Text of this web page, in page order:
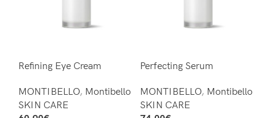
Refining Eye Cream
MONTIBELLO, Montibello
SKIN CARE
Perfecting Serum
MONTIBELLO, Montibello
SKIN CARE